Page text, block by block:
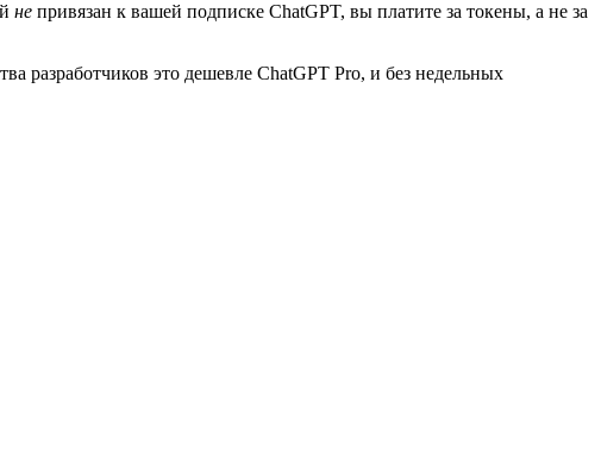
не привязан к вашей подписке ChatGPT, вы платите за токены, а не за
разработчиков это дешевле ChatGPT Pro, и без недельных